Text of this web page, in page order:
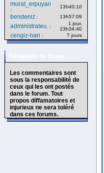
murat_erpuyan
:
13h40:10
bendeniz : 13h57:09
administrateu. :
1 jour,
23h34:40
cengiz-han : 7 jours
Les commentaires sont
sous la responsabilité de
ceux qui les ont postés
dans le forum. Tout
propos diffamatoires et
injurieux ne sera toléré
dans ces forums.